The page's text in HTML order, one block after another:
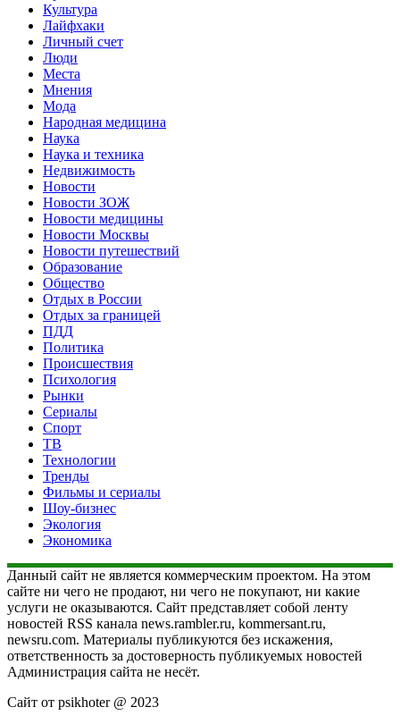
Культура
Лайфхаки
Личный счет
Люди
Места
Мнения
Мода
Народная медицина
Наука
Наука и техника
Недвижимость
Новости
Новости ЗОЖ
Новости медицины
Новости Москвы
Новости путешествий
Образование
Общество
Отдых в России
Отдых за границей
ПДД
Политика
Происшествия
Психология
Рынки
Сериалы
Спорт
ТВ
Технологии
Тренды
Фильмы и сериалы
Шоу-бизнес
Экология
Экономика
Данный сайт не является коммерческим проектом. На этом
сайте ни чего не продают, ни чего не покупают, ни какие
услуги не оказываются. Сайт представляет собой ленту
новостей RSS канала news.rambler.ru, kommersant.ru,
newsru.com. Материалы публикуются без искажения,
ответственность за достоверность публикуемых новостей
Администрация сайта не несёт.
Сайт от psikhoter @ 2023